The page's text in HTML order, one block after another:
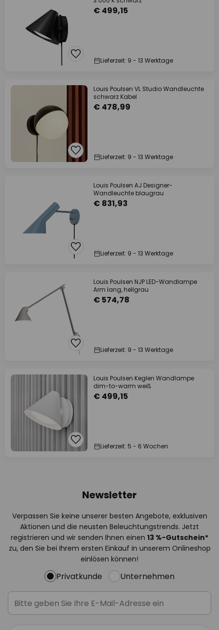
€ 499,15
Lieferzeit: 9 - 13 Werktage
Louis Poulsen VL Studio Wandleuchte
schwarz Kabel
€ 478,99
Lieferzeit: 9 - 13 Werktage
Louis Poulsen AJ Designer-
Wandleuchte blaugrau
€ 831,93
Lieferzeit: 9 - 13 Werktage
Louis Poulsen NJP LED-Wandlampe
Arm lang, hellgrau
€ 574,78
Lieferzeit: 9 - 13 Werktage
Louis Poulsen Keglen Wandlampe
dim-to-warm weiß
€ 499,15
Lieferzeit: 5 - 6 Wochen
Newsletter
Verpassen Sie keine unserer besten Angebote, exklusiven
Aktionen und die neusten Beleuchtungstrends. Jetzt
registrieren und wir senden Ihnen einen 13 %-Gutschein*
zu, den Sie bei Ihrem ersten Einkauf in unserem Onlineshop
einlösen können!
Privatkunde Unternehmen